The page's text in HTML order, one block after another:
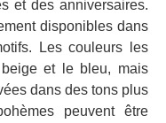
et des anniversaires.
disponibles dans
Les couleurs les
et le bleu, mais
dans des tons plus
peuvent être